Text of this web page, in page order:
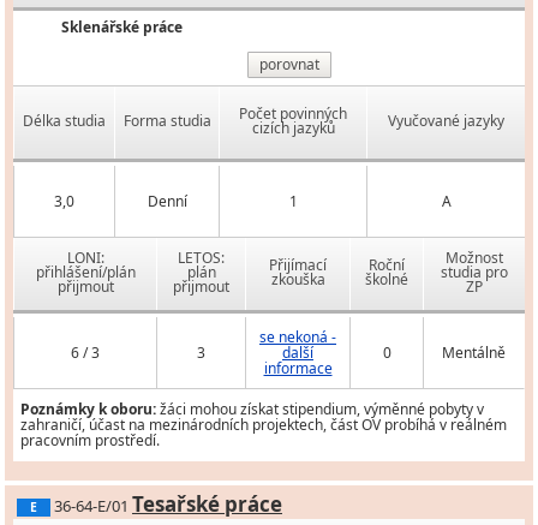
Sklenářské práce
porovnat
Délka studia Forma studia Počet povinných
cizích jazyků Vyučované jazyky
3,0 Denní 1 A
LONI:
přihlášení/plán
přijmout
LETOS:
plán
přijmout
Přijímací
zkouška
Roční
školné
Možnost
studia pro
ZP
6 / 3 3
se nekoná -
další
informace
0 Mentálně
Poznámky k oboru:žáci mohou získat stipendium, výměnné pobyty v
zahraničí, účast na mezinárodních projektech, část OV probíhá v reálném
pracovním prostředí.
E 36-64-E/01 Tesařské práce